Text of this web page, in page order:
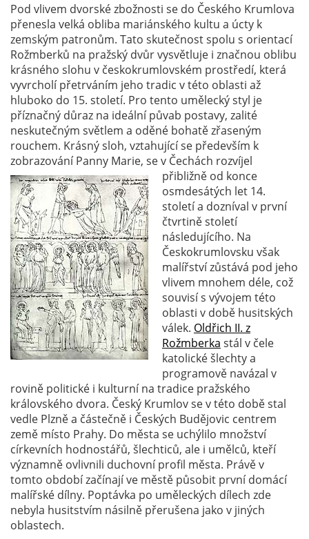
Pod vlivem dvorské zbožnosti se do Českého Krumlova
přenesla velká obliba mariánského kultu a úcty k
zemským patronům. Tato skutečnost spolu s orientací
Rožmberků na pražský dvůr vysvětluje i značnou oblibu
krásného slohu v českokrumlovském prostředí, která
vyvrcholí přetrváním jeho tradic v této oblasti až
hluboko do 15. století. Pro tento umělecký styl je
příznačný důraz na ideální půvab postavy, zalité
neskutečným světlem a oděné bohatě zřaseným
rouchem. Krásný sloh, vztahující se především k
zobrazování Panny Marie, se v Čechách rozvíjel
přibližně od konce
osmdesátých let 14.
století a dozníval v první
čtvrtině století
následujícího. Na
Českokrumlovsku však
malířství zůstává pod jeho
vlivem mnohem déle, což
souvisí s vývojem této
oblasti v době husitských
válek. Oldřich II. z
Rožmberka stál v čele
katolické šlechty a
programově navázal v
rovině politické i kulturní na tradice pražského
královského dvora. Český Krumlov se v této době stal
vedle Plzně a částečně i Českých Budějovic centrem
země místo Prahy. Do města se uchýlilo množství
církevních hodnostářů, šlechticů, ale i umělců, kteří
významně ovlivnili duchovní profil města. Právě v
tomto období začínají ve městě působit první domácí
malířské dílny. Poptávka po uměleckých dílech zde
nebyla husitstvím násilně přerušena jako v jiných
oblastech.